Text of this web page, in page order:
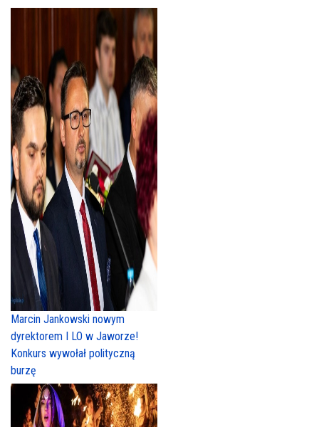
Marcin Jankowski nowym
dyrektorem I LO w Jaworze!
Konkurs wywołał polityczną
burzę